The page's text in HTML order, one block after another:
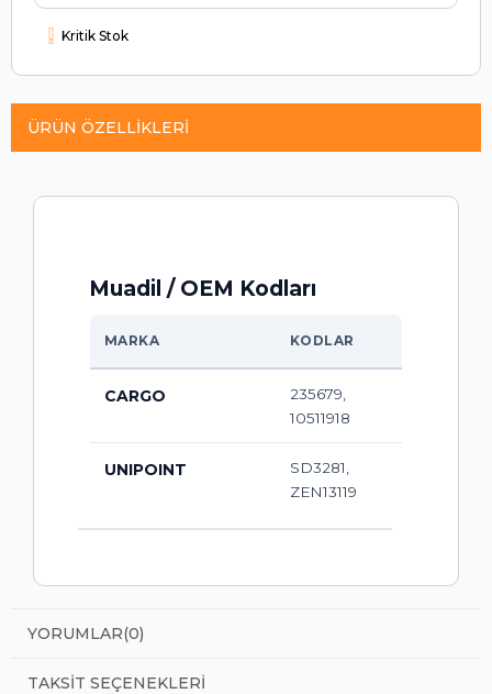
Kritik Stok
ÜRÜN ÖZELLIKLERI
Muadil / OEM Kodları
MARKA KODLAR
CARGO
235679,
10511918
UNIPOINT
SD3281,
ZEN13119
YORUMLAR(0)
TAKSIT SEÇENEKLERI